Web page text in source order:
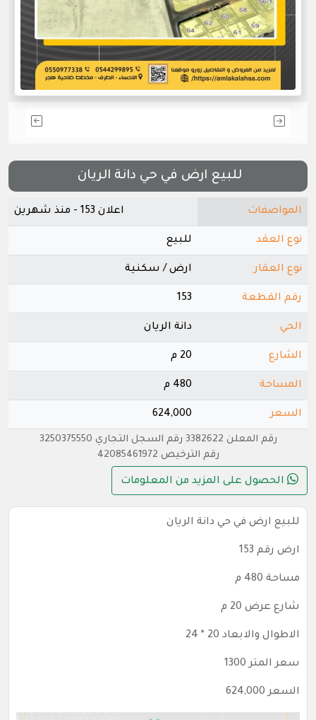
للبيع ارض في حي دانة الريان
المواصفات اعلان 153 - منذ شهرين
نوع العقد للبيع
نوع العقار ارض / سكنية
رقم القطعة 153
الحي دانة الريان
الشارع 20 م
المساحة 480 م
السعر 624,000
رقم المعلن 3382622 رقم السجل التجاري 3250375550
رقم الترخيص 42085461972
الحصول على المزيد من المعلومات
للبيع ارض في حي دانة الريان
ارض رقم 153
مساحة 480 م
شارع عرض 20 م
الاطوال والابعاد 20 * 24
سعر المتر 1300
السعر 624,000